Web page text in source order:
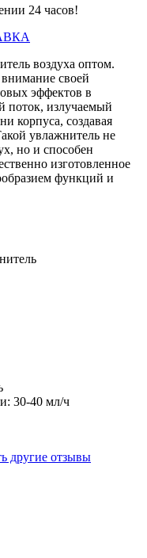
24 часов!
воздуха оптом.
своей
эффектов в
поток, излучаемый
корпуса, создавая
увлажнитель не
но и способен
изготовленное
функций и
30-40 мл/ч
другие отзывы